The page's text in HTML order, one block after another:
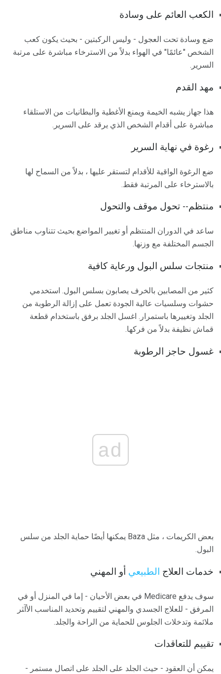
الكعب العائم على وسادة
ضع وسادة تحت العجول - وليس الركبتين - بحيث يكون كعب
الشخص "عائمًا" في الهواء بدلاً من الاسترخاء مباشرة على مرتبة
السرير.
مهد القدم
هذا جهاز يشبه الخيمة ويمنع الأغطية والبطانيات من الاستلقاء
مباشرة على أقدام الشخص الذي يرقد على السرير.
رغوة في نهاية السرير
ضع الرغوة الواقية للأقدام لتستقر عليها ، بدلاً من السماح لها
بالاسترخاء على المرتبة فقط.
منتظم-- تحول موقف والتحول
ساعد في الدوران المنتظم أو تغيير المواضع بحيث تتناوب مناطق
الجسم المختلفة مع وزنها.
منتجات سلس البول ورعاية كافية
كثير من المصابين بالخرف يصابون بسلس البول. استخدمي
حشوات وسلسيات عالية الجودة تعمل على إزالة الرطوبة من
الجلد وتغييرها باستمرار. اغسل الجلد برفق باستخدام قطعة
قماش نظيفة بدلاً من فركها.
غسول حاجز الرطوبة
ad
بعض الكريمات ، مثل Baza يمكنها أيضًا حماية الجلد من سلس
البول.
خدمات العلاج الطبيعي أو المهني
ﺳﻮف ﻳﺪﻓﻊ Medicare ﻓﻲ ﺑﻌﺾ اﻷﺣﻴﺎن - إﻣﺎ ﻓﻲ اﻟﻤﻨﺰل أو ﻓﻲ
اﻟﻤﺮﻓﻖ - ﻟﻠﻌﻼج اﻟﺠﺴﺪي واﻟﻤﻬﻨﻲ ﻟﺘﻘﻴﻴﻢ وﺗﺤﺪﻳﺪ اﻟﻤﻨﺎﺳﺐ اﻷآﺜﺮ
ﻣﻼﺋﻤﺔ وﺗﺪﺧﻼت اﻟﺠﻠﻮس ﻟﻠﺤﻤﺎﻳﺔ ﻣﻦ اﻟﺮاﺣﺔ واﻟﺠﻠﺪ.
تقييم للتعاقدات
يمكن أن العقود - حيث الجلد على الجلد على اتصال مستمر -